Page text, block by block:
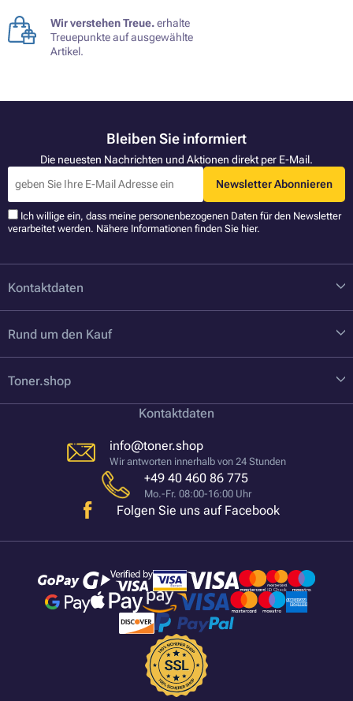
Wir verstehen Treue.erhalte
Treuepunkte auf ausgewählte
Artikel.
Bleiben Sie informiert
Die neuesten Nachrichten und Aktionen direkt per E-Mail.
Newsletter Abonnieren
Ich willige ein, dass meine personenbezogenen Daten für den Newsletter
verarbeitet werden. Nähere Informationen finden Sie hier.
Kontaktdaten
Rund um den Kauf
Toner.shop
Kontaktdaten
info@toner.shop
Wir antworten innerhalb von 24 Stunden
+49 40 460 86 775
Mo.-Fr. 08:00-16:00 Uhr
Folgen Sie uns auf Facebook